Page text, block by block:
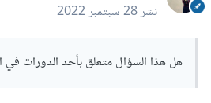
نشر28 سبتمبر 2022
هل هذا السؤال متعلق بأحد الدورات في